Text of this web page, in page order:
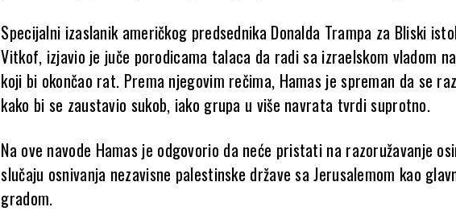
Specijalni izaslanik američkog predsednika Donalda Trampa za Bliski
Vitkof, izjavio je juče porodicama talaca da radi sa izraelskom vladom
koji bi okončao rat. Prema njegovim rečima, Hamas je spreman da se
kako bi se zaustavio sukob, iako grupa u više navrata tvrdi suprotno.
Na ove navode Hamas je odgovorio da neće pristati na razoružavanje
slučaju osnivanja nezavisne palestinske države sa Jerusalemom kao
gradom.